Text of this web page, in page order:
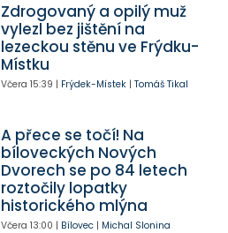
Zdrogovaný a opilý muž
vylezl bez jištění na
lezeckou stěnu ve Frýdku-
Místku
Včera 15:39 | Frýdek-Místek| Tomáš Tikal
A přece se točí! Na
bíloveckých Nových
Dvorech se po 84 letech
roztočily lopatky
historického mlýna
Včera 13:00 | Bílovec| Michal Slonina